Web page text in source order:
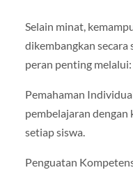
Selain minat,
dikembangkan secara
peran penting melalui:
Pemahaman
pembelajaran
setiap siswa.
Penguatan